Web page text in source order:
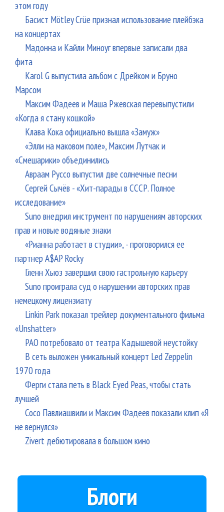
этом году
Басист Mötley Crüe признал использование плейбэка
на концертах
Мадонна и Кайли Миноуг впервые записали два
фита
Karol G выпустила альбом с Дрейком и Бруно
Марсом
Максим Фадеев и Маша Ржевская перевыпустили
«Когда я стану кошкой»
Клава Кока официально вышла «Замуж»
«Элли на маковом поле», Максим Лутчак и
«Смешарики» объединились
Авраам Руссо выпустил две солнечные песни
Сергей Сычёв - «Хит-парады в СССР. Полное
исследование»
Suno внедрил инструмент по нарушениям авторских
прав и новые водяные знаки
«Рианна работает в студии», - проговорился ее
партнер A$AP Rocky
Гленн Хьюз завершил свою гастрольную карьеру
Suno проиграла суд о нарушении авторских прав
немецкому лицензиату
Linkin Park показал трейлер документального фильма
«Unshatter»
РАО потребовало от театра Кадышевой неустойку
В сеть выложен уникальный концерт Led Zeppelin
1970 года
Ферги стала петь в Black Eyed Peas, чтобы стать
лучшей
Сосо Павлиашвили и Максим Фадеев показали клип «Я
не вернулся»
Zivert дебютировала в большом кино
Блоги